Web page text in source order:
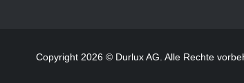
Copyright 2026 © Durlux AG. Alle Rechte